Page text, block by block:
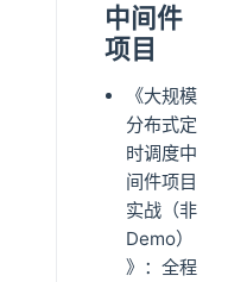
中间件
项目
《大规模
分布式定
时调度中
间件项目
实战（非
Demo）
》：全程